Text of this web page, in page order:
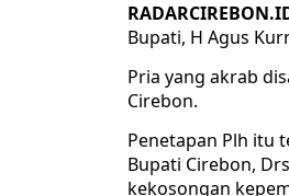
Bupati, H Agus
Pria yang akrab
Cirebon.
Penetapan Plh itu
Bupati Cirebon,
kekosongan